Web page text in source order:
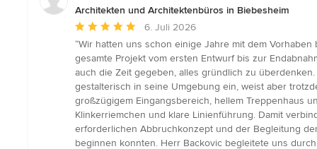
Architekten und Architektenbüros in Biebesheim
Durchschnittliche
Bewertung:
5
von
5
Sternen
6. Juli 2026
“Wir hatten uns schon einige Jahre mit dem
gesamte Projekt vom ersten Entwurf bis zur
auch die Zeit gegeben, alles gründlich zu
gestalterisch in seine Umgebung ein, weist aber
großzügigem Eingangsbereich, hellem Treppenhaus
Klinkerriemchen und klare Linienführung. Damit
erforderlichen Abbruchkonzept und der Begleitung
beginnen konnten. Herr Backovic begleitete uns